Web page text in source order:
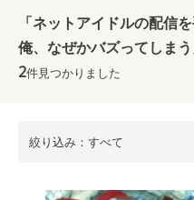
「ネットアイドルの配信
俺、なぜかバズってしま
2件見つかりました
絞り込み：すべて